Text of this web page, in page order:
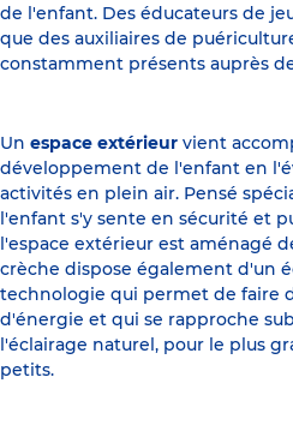
de l'enfant. Des éducateurs de
que des auxiliaires de
constamment présents auprès
Un espace extérieur vient
développement de l'enfant en
activités en plein air. Pensé
l'enfant s'y sente en sécurité et
l'espace extérieur est aménagé
crèche dispose également d'un
technologie qui permet de faire
d'énergie et qui se rapproche
l'éclairage naturel, pour le plus
petits.